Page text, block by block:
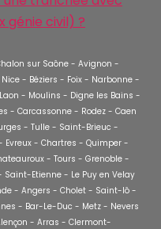
génie civil) ?
sur Saône - Avignon -
- Béziers - Foix - Narbonne -
- Moulins - Digne les Bains -
- Carcassonne - Rodez - Caen
- Tulle - Saint-Brieuc -
Evreux - Chartres - Quimper -
- Tours - Grenoble -
Etienne - Le Puy en Velay
- Angers - Cholet - Saint-lô -
- Bar-Le-Duc - Metz - Nevers
- Arras - Clermont-